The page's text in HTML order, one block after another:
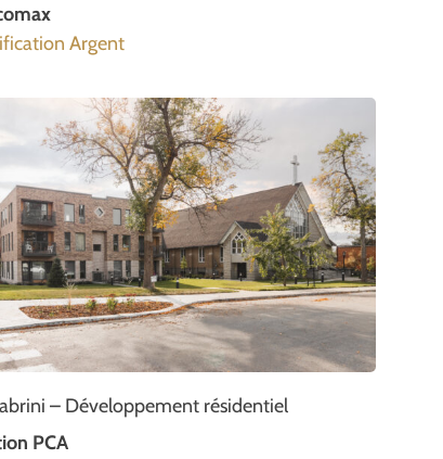
Argent
– Développement résidentiel
PCA